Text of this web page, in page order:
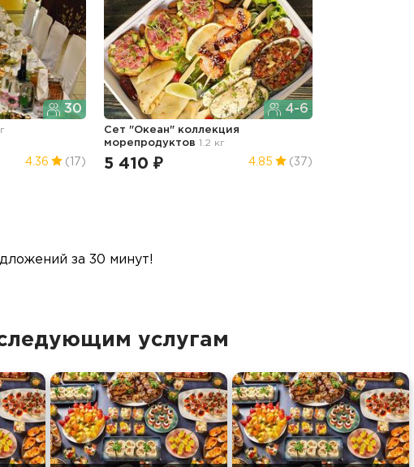
30
4.36 (17)
4-6
Сет "Океан" коллекция
морепродуктов1.2 кг
5 410 ₽ 4.85 (37)
за 30 минут!
услугам